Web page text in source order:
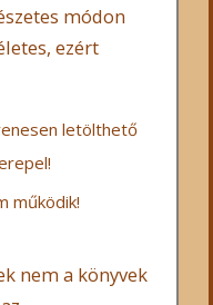
módon
ezért
letölthető
működik!
nem a könyvek